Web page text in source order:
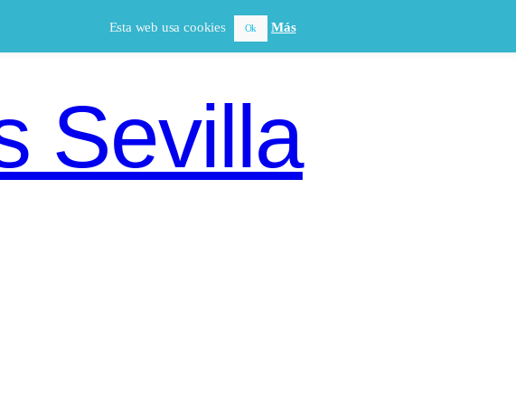
Sevilla
Esta web usa cookies Ok Más